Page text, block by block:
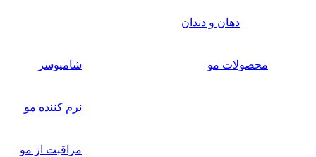
دهان و دندان
محصولات مو شامپوسر
نرم کننده مو
مراقبت از مو